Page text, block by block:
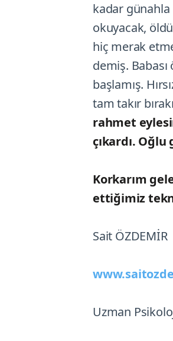
kadar günahla
okuyacak,
hiç merak
demiş.
başlamış.
tam takır
rahmet
çıkardı.
Korkarım
ettiğimiz
Sait ÖZDEMİR
Uzman